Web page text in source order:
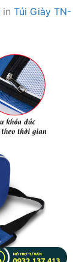
in Túi Giày TN-